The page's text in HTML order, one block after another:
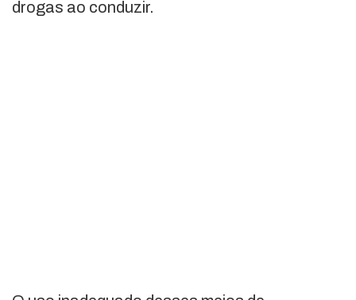
drogas ao conduzir.